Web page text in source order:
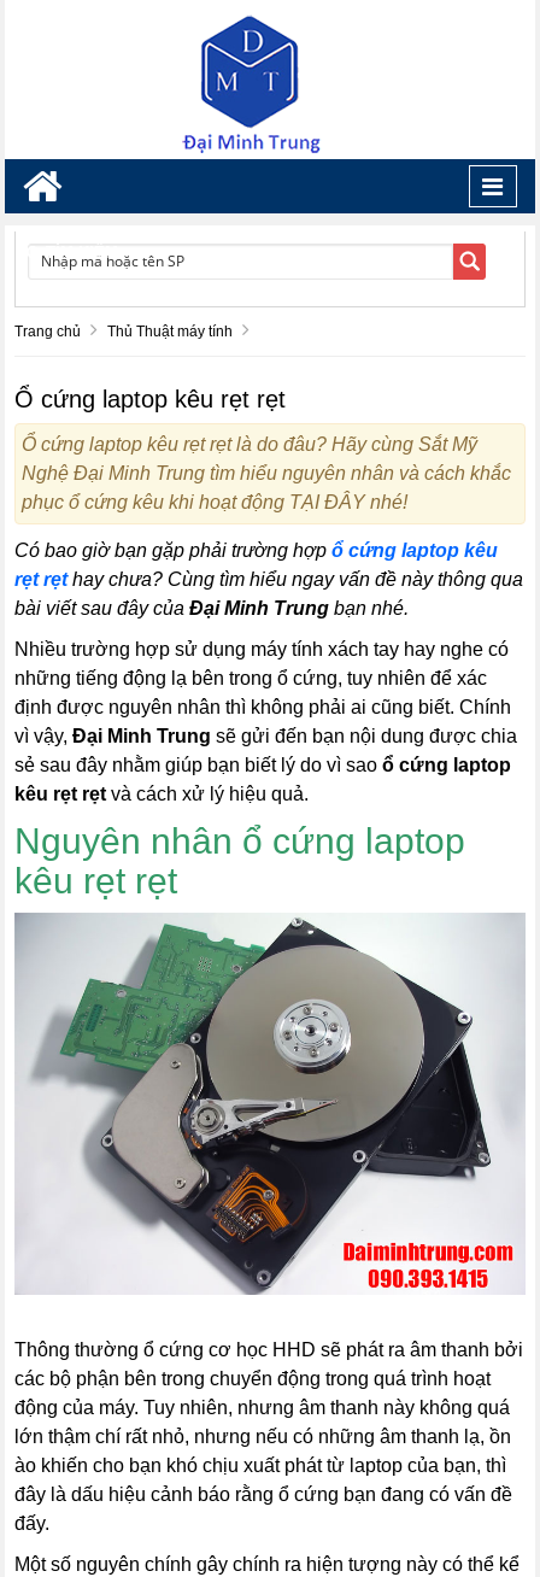
TÌM KIẾM
Trang chủ Thủ Thuật máy tính
Ổ cứng laptop kêu rẹt rẹt
Ổ cứng laptop kêu rẹt rẹt là do đâu? Hãy cùng Sắt Mỹ
Nghệ Đại Minh Trung tìm hiểu nguyên nhân và cách khắc
phục ổ cứng kêu khi hoạt động TẠI ĐÂY nhé!
Có bao giờ bạn gặp phải trường hợpổ cứng laptop kêu
rẹt rẹthay chưa? Cùng tìm hiểu ngay vấn đề này thông qua
bài viết sau đây củaĐại Minh Trung bạn nhé.
Nhiều trường hợp sử dụng máy tính xách tay hay nghe có
những tiếng động lạ bên trong ổ cứng, tuy nhiên để xác
định được nguyên nhân thì không phải ai cũng biết. Chính
vì vậy,Đại Minh Trung sẽ gửi đến bạn nội dung được chia
sẻ sau đây nhằm giúp bạn biết lý do vì saoổ cứng laptop
kêu rẹt rẹt và cách xử lý hiệu quả.
Nguyên nhân ổ cứng laptop
kêu rẹt rẹt
Thông thường ổ cứng cơ học HHD sẽ phát ra âm thanh bởi
các bộ phận bên trong chuyển động trong quá trình hoạt
động của máy. Tuy nhiên, nhưng âm thanh này không quá
lớn thậm chí rất nhỏ, nhưng nếu có những âm thanh lạ, ồn
ào khiến cho bạn khó chịu xuất phát từ laptop của bạn, thì
đây là dấu hiệu cảnh báo rằng ổ cứng bạn đang có vấn đề
đấy.
Một số nguyên chính gây chính ra hiện tượng này có thể kể